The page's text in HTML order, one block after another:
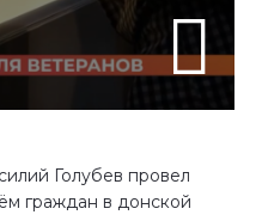
Голубев провел
граждан в донской